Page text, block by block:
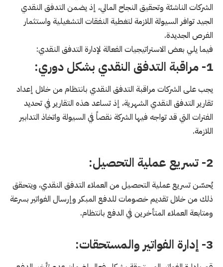
الشركات الناشئة وتحقيق النجاح المالي، إذ يضمن التدفق النقدي
الجيد توافر السيولة اللازمة لتغطية النفقات التشغيلية واستثمار
الفرص الجديدة.
فيما يلي بعض الاستراتيجيات الفعالة لإدارة التدفق النقدي:
1- مراقبة التدفق النقدي بشكل دوري:
يجب على الشركات مراقبة التدفق النقدي بانتظام من خلال إعداد
تقارير التدفق النقدي الشهرية، إذ تساعد هذه التقارير في تحديد
الفترات التي قد تواجه فيها الشركة نقصاً في السيولة واتخاذ التدابير
اللازمة.
2- تسريع عملية التحصيل:
يُحسّن تسريع عملية التحصيل من العملاء التدفق النقدي، ويتحقق
ذلك من خلال تقديم خصومات للدفع المبكر وإرسال الفواتير بسرعة
ومتابعة العملاء المتأخرين في الدفع بانتظام.
3- إدارة الفواتير والمستحقات: